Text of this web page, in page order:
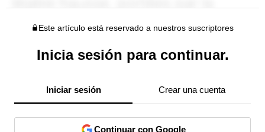
Este artículo está reservado a nuestros suscriptores
Inicia sesión para continuar.
Iniciar sesión Crear una cuenta
Continuar con Google